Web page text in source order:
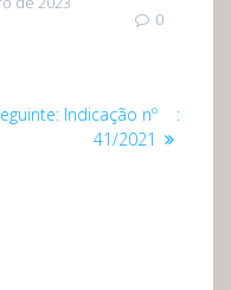
0
Post
seguinte:
Indicação nº :
41/2021